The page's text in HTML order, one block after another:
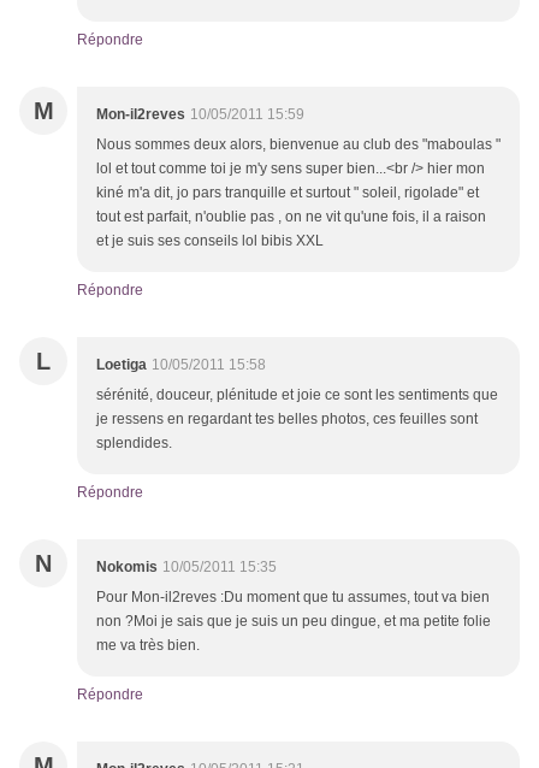
Répondre
M Mon-il2reves 10/05/2011 15:59
Nous sommes deux alors, bienvenue au club des "maboulas "
lol et tout comme toi je m'y sens super bien...<br /> hier mon
kiné m'a dit, jo pars tranquille et surtout " soleil, rigolade" et
tout est parfait, n'oublie pas , on ne vit qu'une fois, il a raison
et je suis ses conseils lol bibis XXL
Répondre
L Loetiga 10/05/2011 15:58
sérénité, douceur, plénitude et joie ce sont les sentiments que
je ressens en regardant tes belles photos, ces feuilles sont
splendides.
Répondre
N Nokomis 10/05/2011 15:35
Pour Mon-il2reves :Du moment que tu assumes, tout va bien
non ?Moi je sais que je suis un peu dingue, et ma petite folie
me va très bien.
Répondre